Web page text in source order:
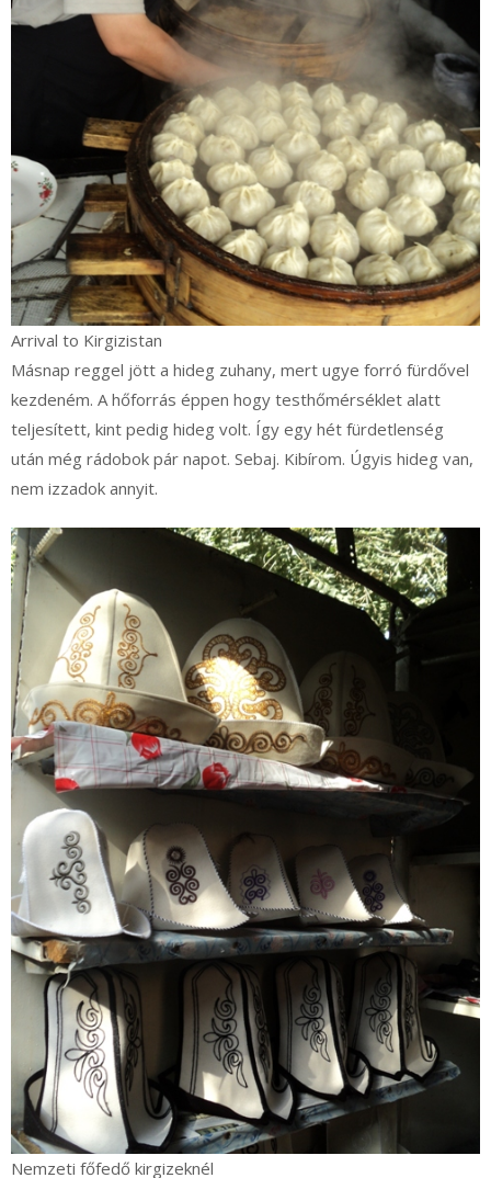
Arrival to Kirgizistan
Másnap reggel jött a hideg zuhany, mert ugye forró fürdővel
kezdeném. A hőforrás éppen hogy testhőmérséklet alatt
teljesített, kint pedig hideg volt. Így egy hét fürdetlenség
után még rádobok pár napot. Sebaj. Kibírom. Úgyis hideg van,
nem izzadok annyit.
Nemzeti főfedő kirgizeknél